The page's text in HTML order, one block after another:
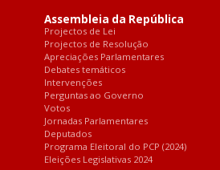
Assembleia da República
Projectos de Lei
Projectos de Resolução
Apreciações Parlamentares
Debates temáticos
Intervenções
Perguntas ao Governo
Votos
Jornadas Parlamentares
Deputados
Programa Eleitoral do PCP (2024)
Eleições Legislativas 2024